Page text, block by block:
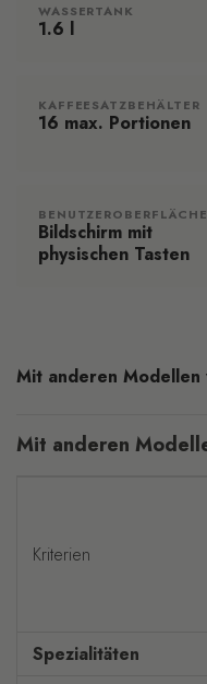
WASSERTANK
1.6 l
KAFFEESATZBEHÄLTER
16 max. Portionen
BENUTZEROBERFLÄCHE
Bildschirm mit
physischen Tasten
Mit anderen Modellen
Mit anderen
Kriterien
Spezialitäten